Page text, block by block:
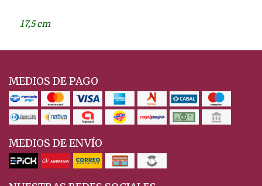
17,5 cm
MEDIOS DE PAGO
MEDIOS DE ENVÍO